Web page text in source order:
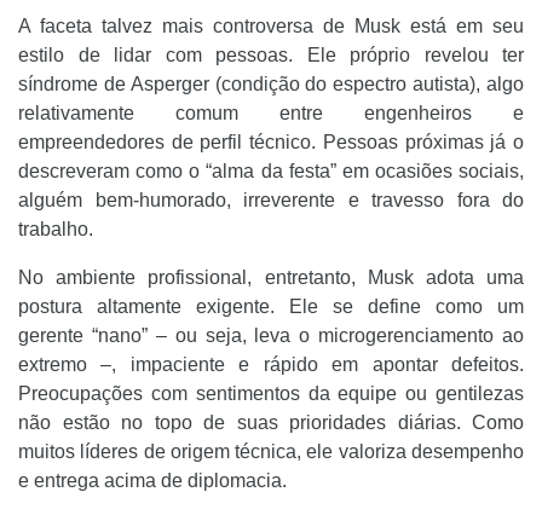
A faceta talvez mais controversa de Musk está em seu
estilo de lidar com pessoas. Ele próprio revelou ter
síndrome de Asperger (condição do espectro autista), algo
relativamente comum entre engenheiros e
empreendedores de perfil técnico. Pessoas próximas já o
descreveram como o “alma da festa” em ocasiões sociais,
alguém bem-humorado, irreverente e travesso fora do
trabalho.
No ambiente profissional, entretanto, Musk adota uma
postura altamente exigente. Ele se define como um
gerente “nano” – ou seja, leva o microgerenciamento ao
extremo –, impaciente e rápido em apontar defeitos.
Preocupações com sentimentos da equipe ou gentilezas
não estão no topo de suas prioridades diárias. Como
muitos líderes de origem técnica, ele valoriza desempenho
e entrega acima de diplomacia.